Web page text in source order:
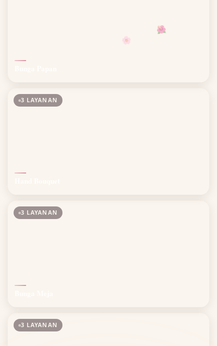
🌸
🌺
3 LAYANAN
3 LAYANAN
3 LAYANAN